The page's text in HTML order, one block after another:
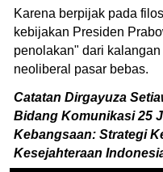
Karena berpijak pada
kebijakan Presiden
penolakan" dari
neoliberal pasar bebas.
Catatan Dirgayuza
Bidang Komunikasi 25
Kebangsaan: Strategi
Kesejahteraan